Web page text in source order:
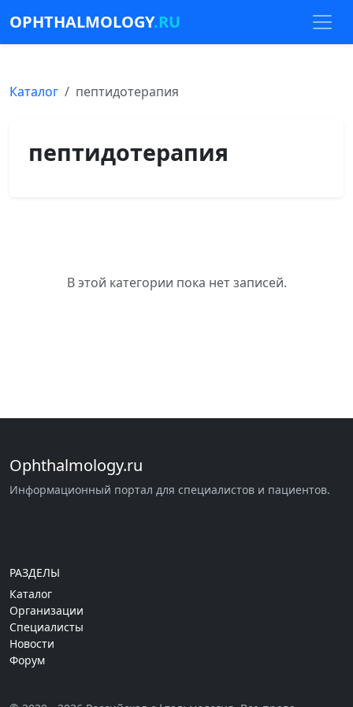
OPHTHALMOLOGY.RU
Каталог пептидотерапия
пептидотерапия
В этой категории пока нет записей.
Ophthalmology.ru
Информационный портал для специалистов и пациентов.
РАЗДЕЛЫ
Каталог
Организации
Специалисты
Новости
Форум